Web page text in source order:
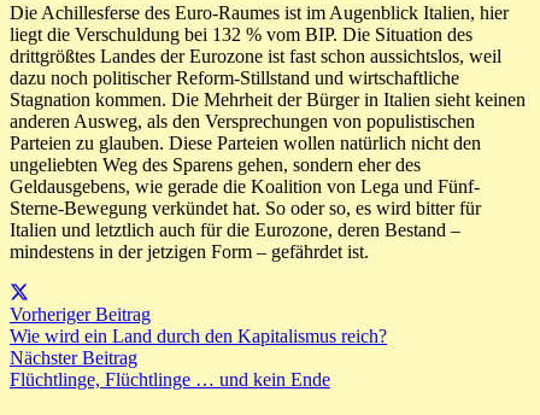
Die Achillesferse des Euro-Raumes ist im Augenblick Italien, hier
liegt die Verschuldung bei 132 % vom BIP. Die Situation des
drittgrößtes Landes der Eurozone ist fast schon aussichtslos, weil
dazu noch politischer Reform-Stillstand und wirtschaftliche
Stagnation kommen. Die Mehrheit der Bürger in Italien sieht keinen
anderen Ausweg, als den Versprechungen von populistischen
Parteien zu glauben. Diese Parteien wollen natürlich nicht den
ungeliebten Weg des Sparens gehen, sondern eher des
Geldausgebens, wie gerade die Koalition von Lega und Fünf-
Sterne-Bewegung verkündet hat. So oder so, es wird bitter für
Italien und letztlich auch für die Eurozone, deren Bestand –
mindestens in der jetzigen Form – gefährdet ist.
Vorheriger Beitrag
Wie wird ein Land durch den Kapitalismus reich?
Nächster Beitrag
Flüchtlinge, Flüchtlinge … und kein Ende